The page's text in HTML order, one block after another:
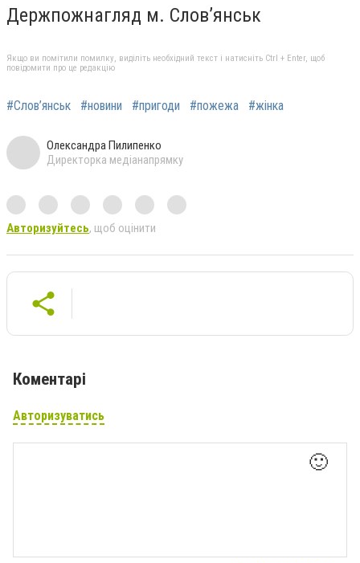
Держпожнагляд м. Слов’янськ
Якщо ви помітили помилку, виділіть необхідний текст і натисніть Ctrl + Enter, щоб
повідомити про це редакцію
#Слов’янськ #новини #пригоди #пожежа #жінка
Олександра Пилипенко
Директорка медіанапрямку
Авторизуйтесь, щоб оцінити
Коментарі
Авторизуватись
🙂